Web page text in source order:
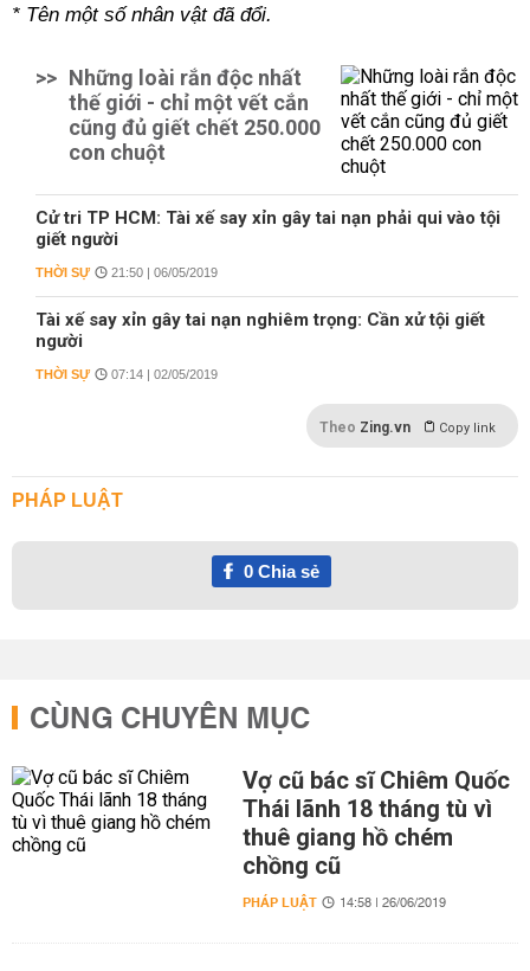
* Tên một số nhân vật đã đổi.
>> Những loài rắn độc nhất
thế giới - chỉ một vết cắn
cũng đủ giết chết 250.000
con chuột
Cử tri TP HCM: Tài xế say xỉn gây tai nạn phải qui vào tội
giết người
THỜI SỰ 21:50 | 06/05/2019
Tài xế say xỉn gây tai nạn nghiêm trọng: Cần xử tội giết
người
THỜI SỰ 07:14 | 02/05/2019
Theo Zing.vn Copy link
PHÁP LUẬT
0Chia sẻ
CÙNG CHUYÊN MỤC
Vợ cũ bác sĩ Chiêm Quốc
Thái lãnh 18 tháng tù vì
thuê giang hồ chém
chồng cũ
PHÁP LUẬT 14:58 | 26/06/2019